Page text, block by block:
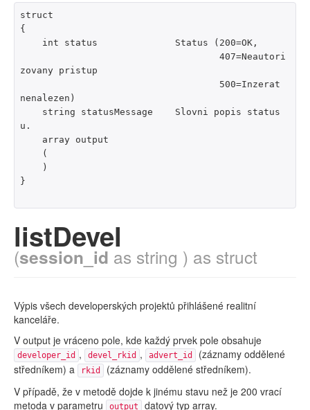
struct
{
zovany pristup
nenalezen)
u.
}
listDevel
(session_id as string ) as struct
Výpis všech developerských projektů přihlášené realitní
kanceláře.
V output je vráceno pole, kde každý prvek pole obsahuje
developer_id , devel_rkid , advert_id
(záznamy oddělené
středníkem) a
rkid
(záznamy oddělené středníkem).
V případě, že v metodě dojde k jinému stavu než je 200 vrací
metoda v parametru
output datový typ array.